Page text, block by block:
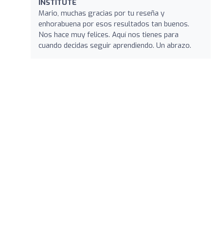
INSTITUTE
Mario, muchas gracias por tu reseña y
enhorabuena por esos resultados tan buenos.
Nos hace muy felices. Aquí nos tienes para
cuando decidas seguir aprendiendo. Un abrazo.